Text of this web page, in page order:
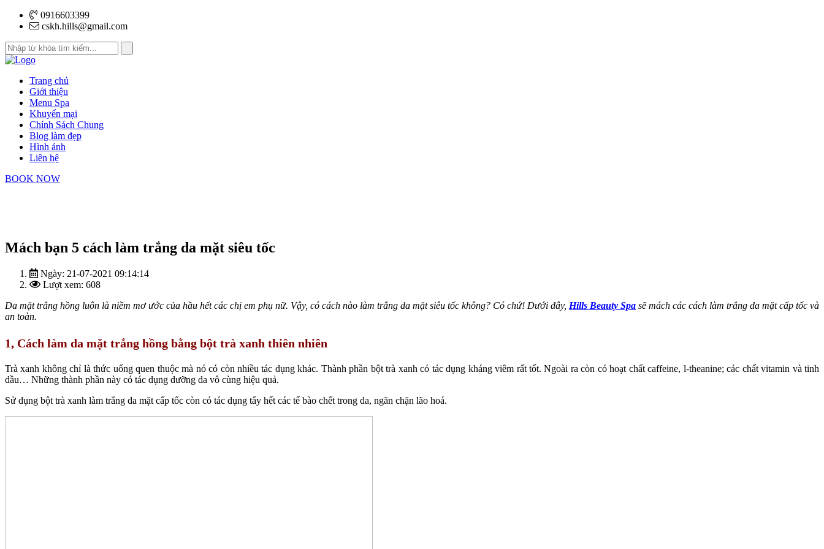
0916603399
cskh.hills@gmail.com
Trang chủ
Giới thiệu
Menu Spa
Khuyến mại
Chính Sách Chung
Blog làm đẹp
Hình ảnh
Liên hệ
BOOK NOW
Mách bạn 5 cách làm trắng da mặt siêu tốc
Ngày: 21-07-2021 09:14:14
Lượt xem: 608
Da mặt trắng hồng luôn là niềm mơ ước của hầu hết các chị em phụ nữ. Vậy, có cách nào làm trắng da mặt siêu tốc không? Có chứ! Dưới đây, Hills Beauty Spa sẽ mách các cách làm trắng da mặt cấp tốc và
an toàn.
1, Cách làm da mặt trắng hồng bằng bột trà xanh thiên nhiên
Trà xanh không chỉ là thức uống quen thuộc mà nó có còn nhiều tác dụng khác. Thành phần bột trà xanh có tác dụng kháng viêm rất tốt. Ngoài ra còn có hoạt chất caffeine, l-theanine; các chất vitamin và tinh
dầu… Những thành phần này có tác dụng dưỡng da vô cùng hiệu quả.
Sử dụng bột trà xanh làm trắng da mặt cấp tốc còn có tác dụng tẩy hết các tế bào chết trong da, ngăn chặn lão hoá.